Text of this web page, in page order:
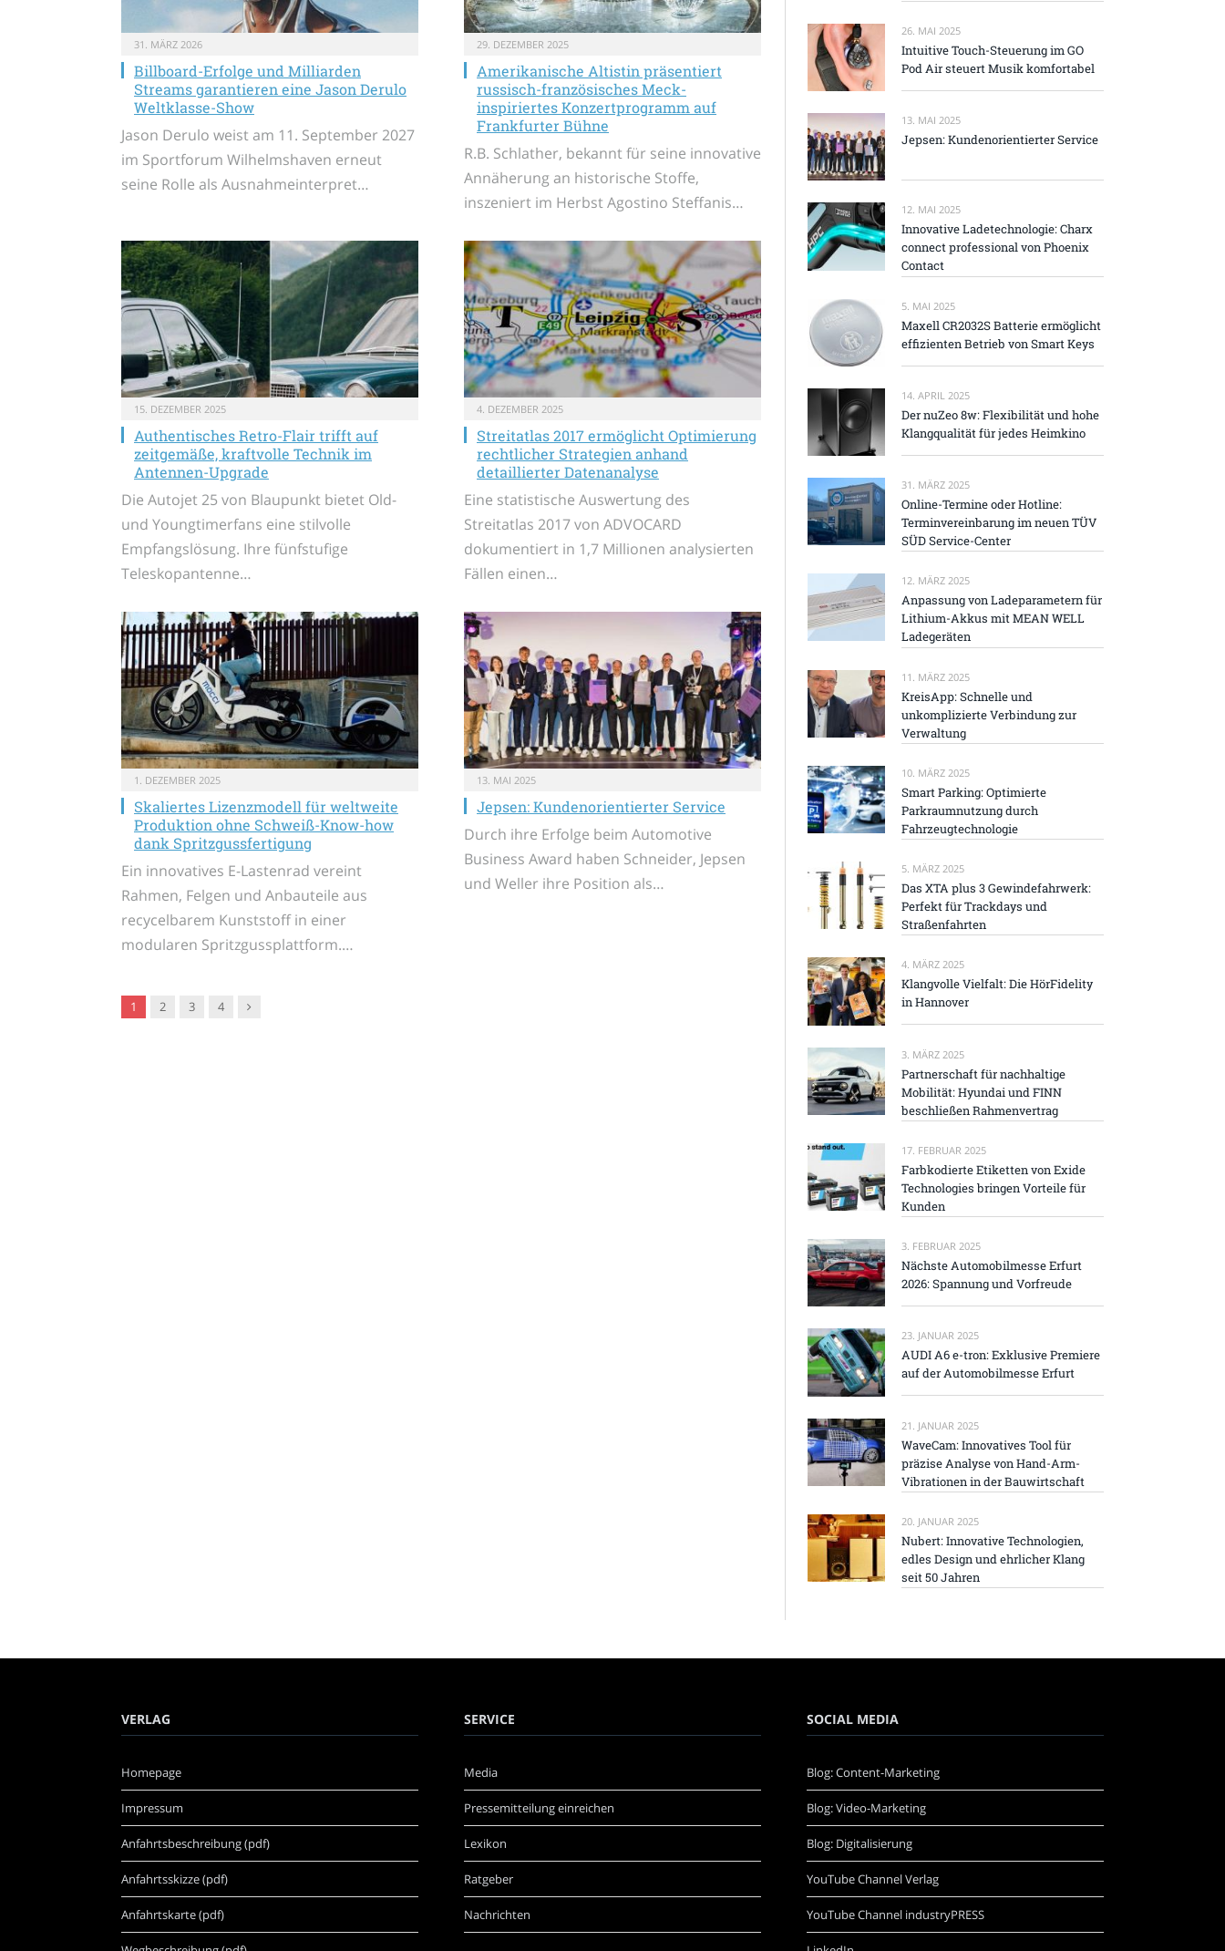
31. MÄRZ 2026
Billboard-Erfolge und Milliarden
Streams garantieren eine Jason Derulo
Weltklasse-Show
Jason Derulo weist am 11. September 2027
im Sportforum Wilhelmshaven erneut
seine Rolle als Ausnahmeinterpret…
29. DEZEMBER 2025
Amerikanische Altistin präsentiert
russisch-französisches Meck-
inspiriertes Konzertprogramm auf
Frankfurter Bühne
R.B. Schlather, bekannt für seine innovative
Annäherung an historische Stoffe,
inszeniert im Herbst Agostino Steffanis…
15. DEZEMBER 2025
Authentisches Retro-Flair trifft auf
zeitgemäße, kraftvolle Technik im
Antennen-Upgrade
Die Autojet 25 von Blaupunkt bietet Old-
und Youngtimerfans eine stilvolle
Empfangslösung. Ihre fünfstufige
Teleskopantenne…
4. DEZEMBER 2025
Streitatlas 2017 ermöglicht Optimierung
rechtlicher Strategien anhand
detaillierter Datenanalyse
Eine statistische Auswertung des
Streitatlas 2017 von ADVOCARD
dokumentiert in 1,7 Millionen analysierten
Fällen einen…
1. DEZEMBER 2025
Skaliertes Lizenzmodell für weltweite
Produktion ohne Schweiß-Know-how
dank Spritzgussfertigung
Ein innovatives E-Lastenrad vereint
Rahmen, Felgen und Anbauteile aus
recycelbarem Kunststoff in einer
modularen Spritzgussplattform.…
13. MAI 2025
Jepsen: Kundenorientierter Service
Durch ihre Erfolge beim Automotive
Business Award haben Schneider, Jepsen
und Weller ihre Position als…
1 2 3 4 Nachfolger
26. MAI 2025
Intuitive Touch-Steuerung im GO
Pod Air steuert Musik komfortabel
13. MAI 2025
Jepsen: Kundenorientierter Service
12. MAI 2025
Innovative Ladetechnologie: Charx
connect professional von Phoenix
Contact
5. MAI 2025
Maxell CR2032S Batterie ermöglicht
effizienten Betrieb von Smart Keys
14. APRIL 2025
Der nuZeo 8w: Flexibilität und hohe
Klangqualität für jedes Heimkino
31. MÄRZ 2025
Online-Termine oder Hotline:
Terminvereinbarung im neuen TÜV
SÜD Service-Center
12. MÄRZ 2025
Anpassung von Ladeparametern für
Lithium-Akkus mit MEAN WELL
Ladegeräten
11. MÄRZ 2025
KreisApp: Schnelle und
unkomplizierte Verbindung zur
Verwaltung
10. MÄRZ 2025
Smart Parking: Optimierte
Parkraumnutzung durch
Fahrzeugtechnologie
5. MÄRZ 2025
Das XTA plus 3 Gewindefahrwerk:
Perfekt für Trackdays und
Straßenfahrten
4. MÄRZ 2025
Klangvolle Vielfalt: Die HörFidelity
in Hannover
3. MÄRZ 2025
Partnerschaft für nachhaltige
Mobilität: Hyundai und FINN
beschließen Rahmenvertrag
17. FEBRUAR 2025
Farbkodierte Etiketten von Exide
Technologies bringen Vorteile für
Kunden
3. FEBRUAR 2025
Nächste Automobilmesse Erfurt
2026: Spannung und Vorfreude
23. JANUAR 2025
AUDI A6 e-tron: Exklusive Premiere
auf der Automobilmesse Erfurt
21. JANUAR 2025
WaveCam: Innovatives Tool für
präzise Analyse von Hand-Arm-
Vibrationen in der Bauwirtschaft
20. JANUAR 2025
Nubert: Innovative Technologien,
edles Design und ehrlicher Klang
seit 50 Jahren
VERLAG
Homepage
Impressum
Anfahrtsbeschreibung (pdf)
Anfahrtsskizze (pdf)
Anfahrtskarte (pdf)
SERVICE
Media
Pressemitteilung einreichen
Lexikon
Ratgeber
Nachrichten
SOCIAL MEDIA
Blog: Content-Marketing
Blog: Video-Marketing
Blog: Digitalisierung
YouTube Channel Verlag
YouTube Channel industryPRESS